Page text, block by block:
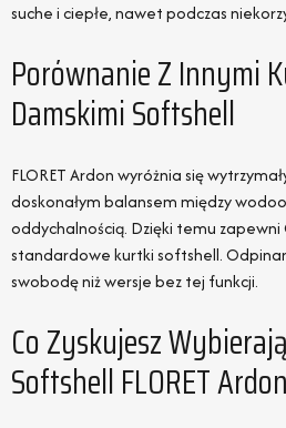
suche i ciepłe, nawet podczas
Porównanie Z Innymi
Damskimi Softshell
FLORET Ardon wyróżnia się
doskonałym balansem między
oddychalnością. Dzięki temu zapewni
standardowe kurtki softshell.
swobodę niż wersje bez tej funkcji.
Co Zyskujesz
Softshell FLORET